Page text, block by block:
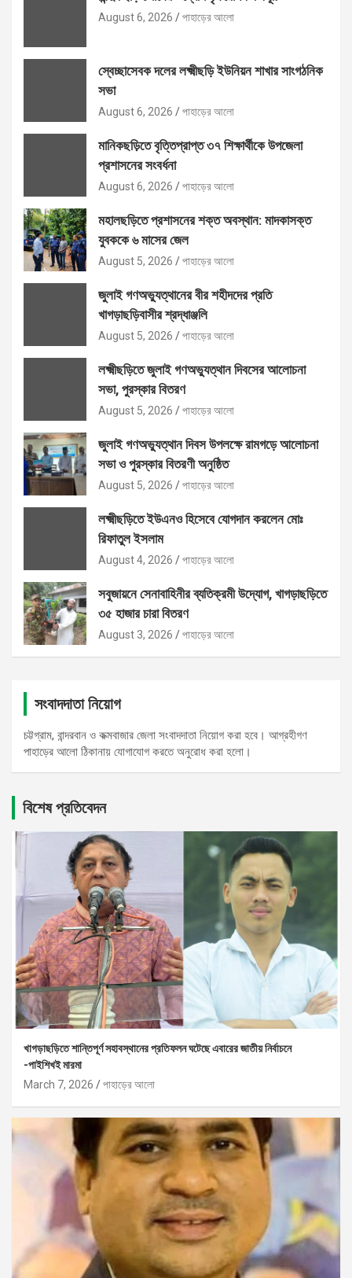
August 6, 2026 পাহাড়ের আলো
স্বেচ্ছাসেবক দলের লক্ষ্মীছড়ি ইউনিয়ন শাখার সাংগঠনিক
সভা
August 6, 2026 পাহাড়ের আলো
মানিকছড়িতে বৃত্তিপ্রাপ্ত ৩৭ শিক্ষার্থীকে উপজেলা
প্রশাসনের সংবর্ধনা
August 6, 2026 পাহাড়ের আলো
মহালছড়িতে প্রশাসনের শক্ত অবস্থান: মাদকাসক্ত
যুবককে ৬ মাসের জেল
August 5, 2026 পাহাড়ের আলো
জুলাই গণঅভ্যুত্থানের বীর শহীদদের প্রতি
খাগড়াছড়িবাসীর শ্রদ্ধাঞ্জলি
August 5, 2026 পাহাড়ের আলো
লক্ষ্মীছড়িতে জুলাই গণঅভ্যুত্থান দিবসের আলোচনা
সভা, পুরস্কার বিতরণ
August 5, 2026 পাহাড়ের আলো
জুলাই গণঅভ্যুত্থান দিবস উপলক্ষে রামগড়ে আলোচনা
সভা ও পুরস্কার বিতরণী অনুষ্ঠিত
August 5, 2026 পাহাড়ের আলো
লক্ষ্মীছড়িতে ইউএনও হিসেবে যোগদান করলেন মোঃ
রিফাতুল ইসলাম
August 4, 2026 পাহাড়ের আলো
সবুজায়নে সেনাবাহিনীর ব্যতিক্রমী উদ্যোগ, খাগড়াছড়িতে
৩৫ হাজার চারা বিতরণ
August 3, 2026 পাহাড়ের আলো
সংবাদদাতা নিয়োগ
চট্টগ্রাম, বান্দরবান ও কক্মবাজার জেলা সংবাদদাতা নিয়োগ করা হবে। আগ্রহীগণ
পাহাড়ের আলো ঠিকানায় যোগাযোগ করতে অনুরোধ করা হলো।
বিশেষ প্রতিবেদন
খাগড়াছড়িতে শান্তিপূর্ণ সহাবস্থানের প্রতিফলন ঘটেছে এবারের জাতীয় নির্বাচনে
-পাইশিখই মারমা
March 7, 2026
পাহাড়ের আলো